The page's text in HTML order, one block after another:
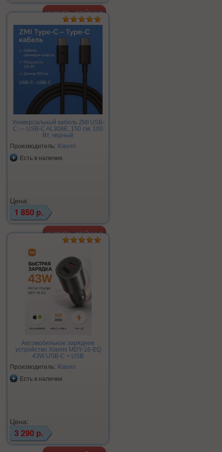
Универсальный кабель ZMI USB-
C — USB-C AL308E, 150 см, 100
Вт, черный
Производитель: Xiaomi
Есть в наличии
Цена:
1 850 р.
Автомобильное зарядное
устройство Xiaomi MDY-16-EQ
43W USB-C + USB
Производитель: Xiaomi
Есть в наличии
Цена:
3 290 р.